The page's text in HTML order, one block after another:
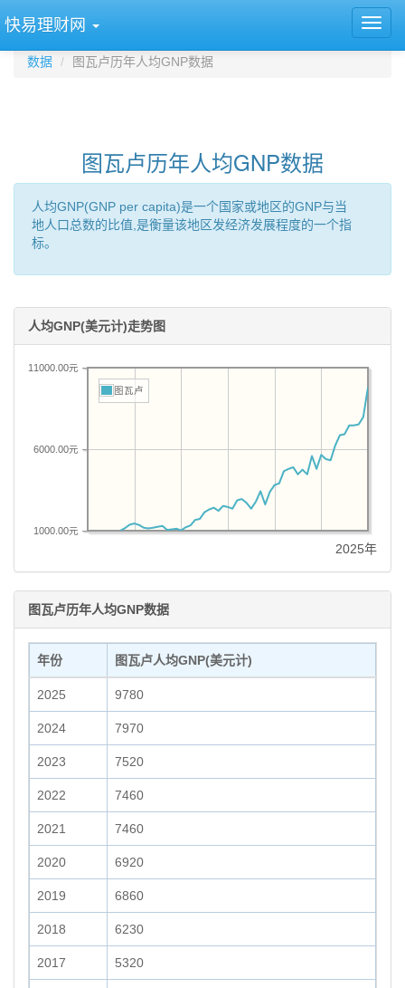
快易理财网
数据 图瓦卢历年人均GNP数据
图瓦卢历年人均GNP数据
人均GNP(GNP per capita)是一个国家或地区的GNP与当
地人口总数的比值,是衡量该地区发经济发展程度的一个指
标。
人均GNP(美元计)走势图
1000.00元
6000.00元
11000.00元
图瓦卢
2025年
图瓦卢历年人均GNP数据
年份 图瓦卢人均GNP(美元计)
2025 9780
2024 7970
2023 7520
2022 7460
2021 7460
2020 6920
2019 6860
2018 6230
2017 5320